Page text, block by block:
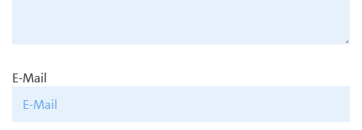
E-Mail